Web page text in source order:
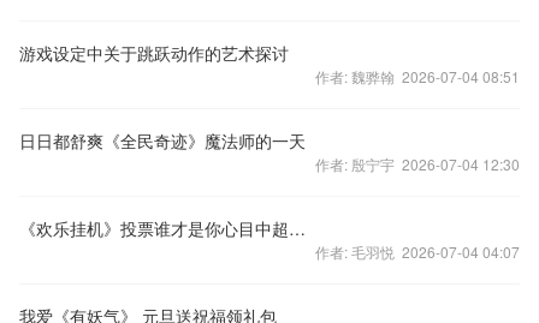
游戏设定中关于跳跃动作的艺术探讨
作者: 魏骅翰 2026-07-04 08:51
日日都舒爽《全民奇迹》魔法师的一天
作者: 殷宁宇 2026-07-04 12:30
《欢乐挂机》投票谁才是你心目中超级英雄送话费
作者: 毛羽悦 2026-07-04 04:07
我爱《有妖气》 元旦送祝福领礼包